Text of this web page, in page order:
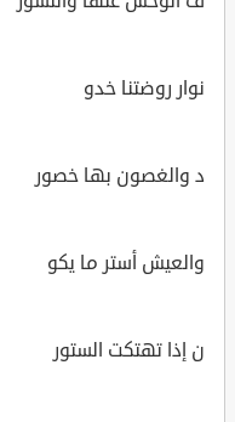
نوار روضتنا خدو
د والغصون بها خصور
والعيش أستر ما يكو
ن إذا تهتكت الستور